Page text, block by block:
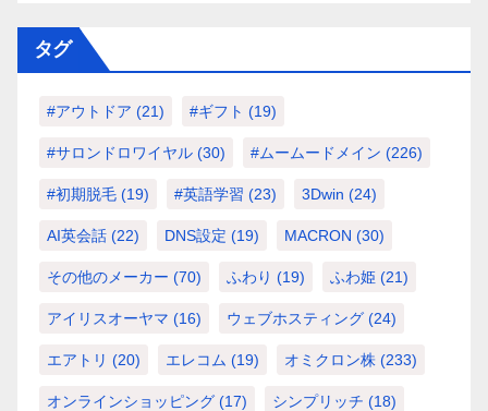
タグ
#アウトドア (21) #ギフト (19)
#サロンドロワイヤル (30) #ムームードメイン (226)
#初期脱毛 (19) #英語学習 (23) 3Dwin (24)
AI英会話 (22) DNS設定 (19) MACRON (30)
その他のメーカー (70) ふわり (19) ふわ姫 (21)
アイリスオーヤマ (16) ウェブホスティング (24)
エアトリ (20) エレコム (19) オミクロン株 (233)
オンラインショッピング (17) シンプリッチ (18)